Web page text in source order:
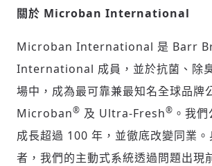
關於 Microban International
Microban International 是 Barr
International 成員，並於抗菌、除
場中，成為最可靠兼最知名全球品牌
Microban® 及 Ultra-Fresh® 。我
成長超過 100 年，並徹底改變同業
者，我們的主動式系統透過問題出現